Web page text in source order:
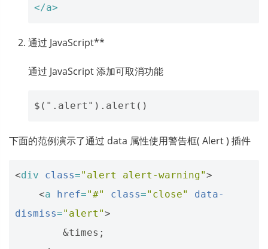
</a>
通过 JavaScript**
通过 JavaScript 添加可取消功能
下面的范例演示了通过 data 属性使用警告框( Alert ) 插件
<div class="alert alert-warning">
<a href="#" class="close"
data-
dismiss="alert">
&times;